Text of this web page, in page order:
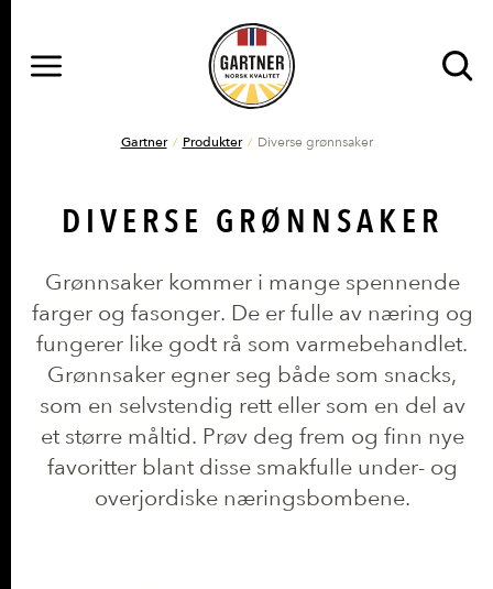
DU ER HER
Gartner Produkter Diverse grønnsaker
DIVERSE GRØNNSAKER
Grønnsaker kommer i mange spennende
farger og fasonger. De er fulle av næring og
fungerer like godt rå som varmebehandlet.
Grønnsaker egner seg både som snacks,
som en selvstendig rett eller som en del av
et større måltid. Prøv deg frem og finn nye
favoritter blant disse smakfulle under- og
overjordiske næringsbombene.